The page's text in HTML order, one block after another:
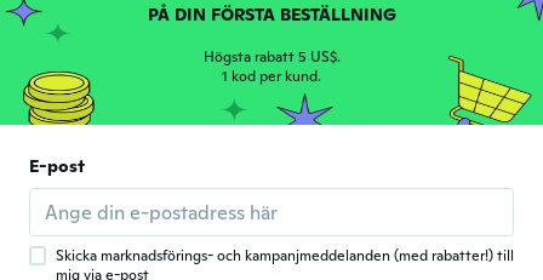
Gick med 2020 43 recensioner
uppladdningar
V Gick med 2019 · 12 recensioner
för 5 år sen
PÅ DIN FÖRSTA BESTÄLLNING
Högsta rabatt 5 US$.
1 kod per kund.
E-post
Skicka marknadsförings- och kampanjmeddelanden (med rabatter!) till
mig via e-post